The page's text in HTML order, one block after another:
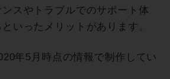
スやトラブルでのサポート体
いったメリットがあります。
年5月時点の情報で制作してい